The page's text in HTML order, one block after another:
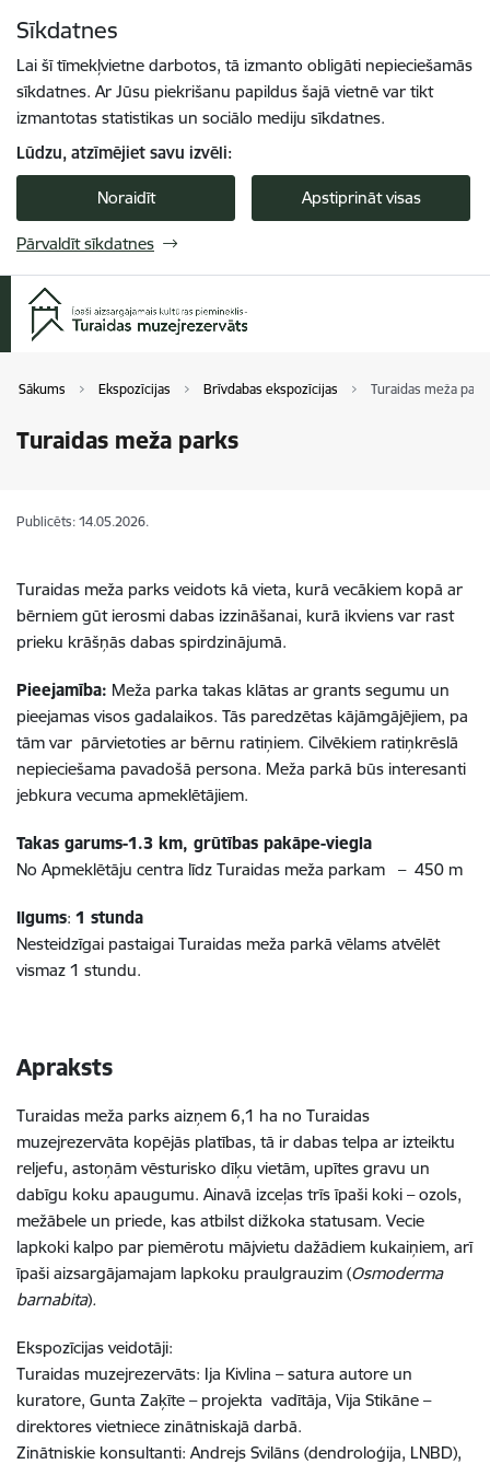
Sīkdatnes
Lai šī tīmekļvietne darbotos, tā izmanto obligāti nepieciešamās
sīkdatnes. Ar Jūsu piekrišanu papildus šajā vietnē var tikt
izmantotas statistikas un sociālo mediju sīkdatnes.
Lūdzu, atzīmējiet savu izvēli:
Noraidīt Apstiprināt visas
Pārvaldīt sīkdatnes
Sākums Ekspozīcijas Brīvdabas ekspozīcijas Turaidas meža
Turaidas meža parks
Publicēts: 14.05.2026.
Turaidas meža parks veidots kā vieta, kurā vecākiem kopā ar
bērniem gūt ierosmi dabas izzināšanai, kurā ikviens var rast
prieku krāšņās dabas spirdzinājumā.
Pieejamība: Meža parka takas klātas ar grants segumu un
pieejamas visos gadalaikos. Tās paredzētas kājāmgājējiem, pa
tām var pārvietoties ar bērnu ratiņiem. Cilvēkiem ratiņkrēslā
nepieciešama pavadošā persona. Meža parkā būs interesanti
jebkura vecuma apmeklētājiem.
Takas garums-1.3 km, grūtības pakāpe-viegla
No Apmeklētāju centra līdz Turaidas meža parkam – 450 m
Ilgums: 1 stunda
Nesteidzīgai pastaigai Turaidas meža parkā vēlams atvēlēt
vismaz 1 stundu.
Apraksts
Turaidas meža parks aizņem 6,1 ha no Turaidas
muzejrezervāta kopējās platības, tā ir dabas telpa ar izteiktu
reljefu, astoņām vēsturisko dīķu vietām, upītes gravu un
dabīgu koku apaugumu. Ainavā izceļas trīs īpaši koki – ozols,
mežābele un priede, kas atbilst dižkoka statusam. Vecie
lapkoki kalpo par piemērotu mājvietu dažādiem kukaiņiem, arī
īpaši aizsargājamajam lapkoku praulgrauzim (Osmoderma
barnabita).
Ekspozīcijas veidotāji:
Turaidas muzejrezervāts: Ija Kivlina – satura autore un
kuratore, Gunta Zaķīte – projekta vadītāja, Vija Stikāne –
direktores vietniece zinātniskajā darbā.
Zinātniskie konsultanti: Andrejs Svilāns (dendroloģija, LNBD),